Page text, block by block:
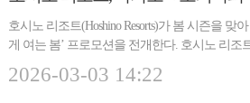
호시노 리조트(Hoshino Resorts)가 봄 시즌을
게 여는 봄’ 프로모션을 전개한다. 호시노 리
2026-03-03 14:22